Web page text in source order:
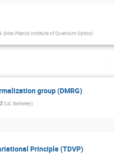
(Max Planck Institute of Quantum Optics)
group (DMRG)
(UC Berkeley)
Principle (TDVP)